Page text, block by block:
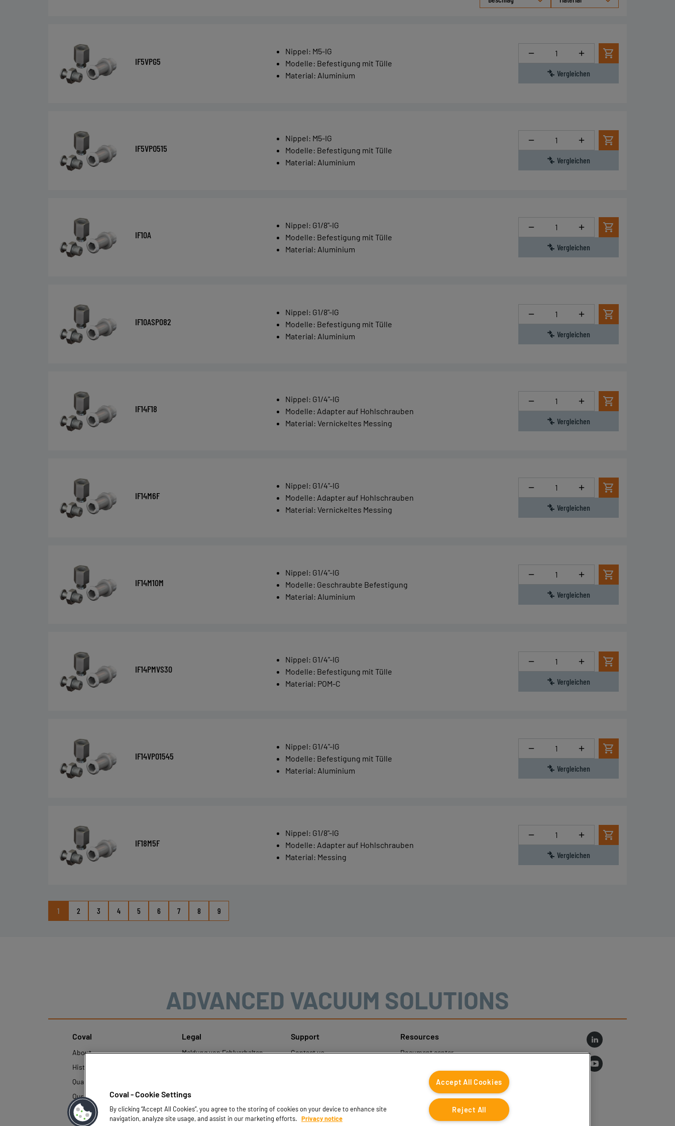
IF5VPG5
Nippel: M5-IG
Modelle: Befestigung mit Tülle
Material: Aluminium
Menge
Vergleichen
IF5VPO515
Nippel: M5-IG
Modelle: Befestigung mit Tülle
Material: Aluminium
Menge
Vergleichen
IF10A
Nippel: G1/8"-IG
Modelle: Befestigung mit Tülle
Material: Aluminium
Menge
Vergleichen
IF10ASP082
Nippel: G1/8"-IG
Modelle: Befestigung mit Tülle
Material: Aluminium
Menge
Vergleichen
IF14F18
Nippel: G1/4"-IG
Modelle: Adapter auf Hohlschrauben
Material: Vernickeltes Messing
Menge
Vergleichen
IF14M6F
Nippel: G1/4"-IG
Modelle: Adapter auf Hohlschrauben
Material: Vernickeltes Messing
Menge
Vergleichen
IF14M10M
Nippel: G1/4"-IG
Modelle: Geschraubte Befestigung
Material: Aluminium
Menge
Vergleichen
IF14PMVS30
Nippel: G1/4"-IG
Modelle: Befestigung mit Tülle
Material: POM-C
Menge
Vergleichen
IF14VPO1545
Nippel: G1/4"-IG
Modelle: Befestigung mit Tülle
Material: Aluminium
Menge
Vergleichen
IF18M5F
Nippel: G1/8"-IG
Modelle: Adapter auf Hohlschrauben
Material: Messing
Menge
Vergleichen
1 2 3 4 5 6 7 8 9
ADVANCED VACUUM SOLUTIONS
Coval
About
History
Quality and innovation
Our technologies
Legal
Meldung von Fehlverhalten
personenbezogener Daten
Support
Contact us
Resources
Document center
Coval - Cookie Settings
By clicking “Accept All Cookies”, you agree to the storing of cookies on your device to enhance site
navigation, analyze site usage, and assist in our marketing efforts. Privacy notice
Accept All Cookies
Reject All